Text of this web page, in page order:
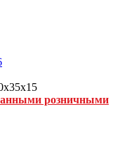
розничными